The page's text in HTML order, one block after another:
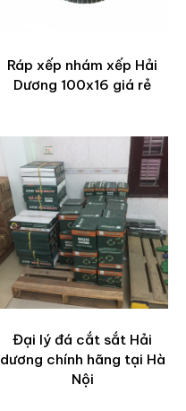
Ráp xếp nhám xếp Hải
Dương 100x16 giá rẻ
Đại lý đá cắt sắt Hải
dương chính hãng tại Hà
Nội